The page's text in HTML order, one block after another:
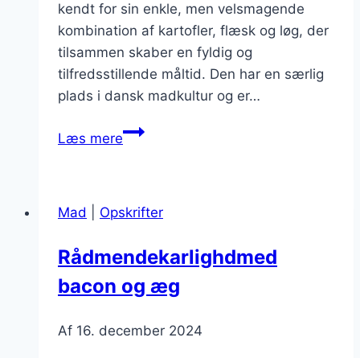
kendt for sin enkle, men velsmagende
kombination af kartofler, flæsk og løg, der
tilsammen skaber en fyldig og
tilfredsstillende måltid. Den har en særlig
plads i dansk madkultur og er…
Læs mereBrændende
til
Mad Opskrifter
Rådmendekarlighdmed
bacon og æg
Af 16. december 2024